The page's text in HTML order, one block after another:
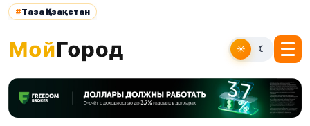
#Таза Қазақстан
☀ ☾